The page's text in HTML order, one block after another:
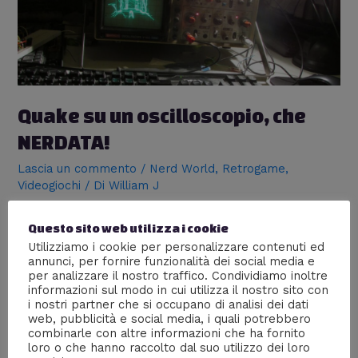
Quake su un oscilloscopio, che
NERDATA!
Lascia un commento / Nerd World, Retrogame,
Videogiochi / DiWilliam J
videogiochi negli albori videoludici, fu una sfida che solo
un vero NERD poteva pensare di affrontare! Immagino
la scena, una serata al bar con gli amici e dopo la
quarta pinta arriva la l’idea: far girare Quake su
un oscilloscopio. L’uomo che è riuscito nell’impresa è
finlandese …
NERDATA!
Leggi altro »
Questo sito web utilizza i cookie
Utilizziamo i cookie per personalizzare contenuti ed
annunci, per fornire funzionalità dei social media e
per analizzare il nostro traffico. Condividiamo inoltre
informazioni sul modo in cui utilizza il nostro sito con
i nostri partner che si occupano di analisi dei dati
web, pubblicità e social media, i quali potrebbero
combinarle con altre informazioni che ha fornito
loro o che hanno raccolto dal suo utilizzo dei loro